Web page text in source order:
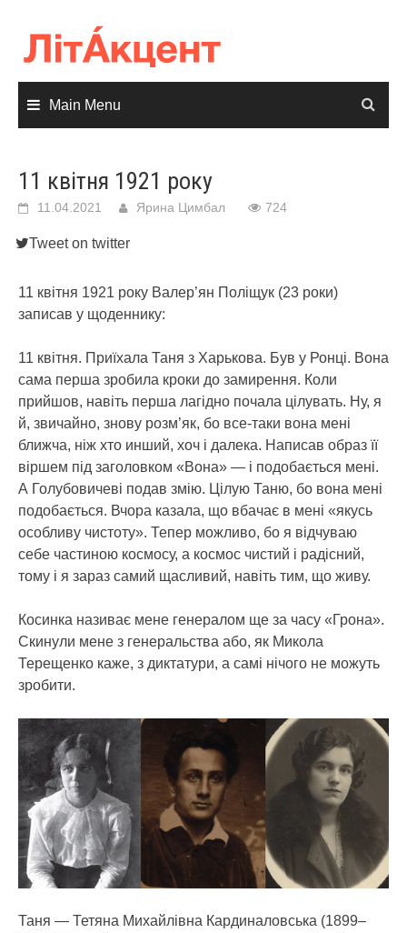
content
Main Menu
11 квітня 1921 року
11.04.2021 Ярина Цимбал 724
Tweet on twitter
11 квітня 1921 року Валер’ян Поліщук (23 роки)
записав у щоденнику:
11 квітня. Приїхала Таня з Харькова. Був у Ронці. Вона
сама перша зробила кроки до замирення. Коли
прийшов, навіть перша лагідно почала цілувать. Ну, я
й, звичайно, знову розм’як, бо все-таки вона мені
ближча, ніж хто инший, хоч і далека. Написав образ її
віршем під заголовком «Вона» — і подобається мені.
А Голубовичеві подав змію. Цілую Таню, бо вона мені
подобається. Вчора казала, що вбачає в мені «якусь
особливу чистоту». Тепер можливо, бо я відчуваю
себе частиною космосу, а космос чистий і радісний,
тому і я зараз самий щасливий, навіть тим, що живу.
Косинка називає мене генералом ще за часу «Грона».
Скинули мене з генеральства або, як Микола
Терещенко каже, з диктатури, а самі нічого не можуть
зробити.
Таня — Тетяна Михайлівна Кардиналовська (1899–